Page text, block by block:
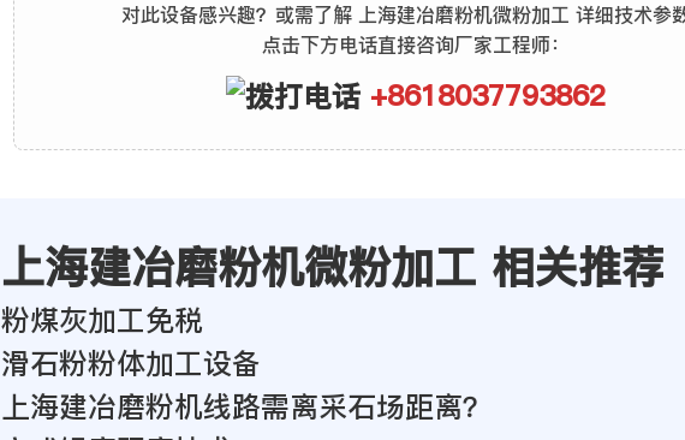
对此设备感兴趣？或需了解 上海建冶磨粉机微粉加工 详细技术参
点击下方电话直接咨询厂家工程师：
+8618037793862
上海建冶磨粉机微粉加工 相关推荐
粉煤灰加工免税
滑石粉粉体加工设备
上海建冶磨粉机线路需离采石场距离？